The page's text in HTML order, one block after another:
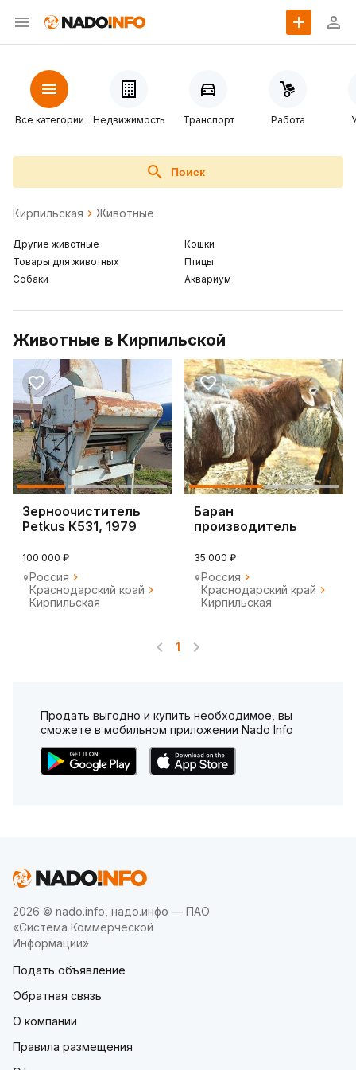
Все категории Недвижимость Транспорт Работа
Поиск
Кирпильская Животные
Другие животные
Товары для животных
Собаки
Кошки
Птицы
Аквариум
Животные в Кирпильской
Зерноочиститель
Petkus К531, 1979
100 000 ₽
Россия
Краснодарский край
Кирпильская
Баран
производитель
35 000 ₽
Россия
Краснодарский край
Кирпильская
1
Продать выгодно и купить необходимое, вы
сможете в мобильном приложении Nado Info
2026 © nado.info, надо.инфо — ПАО
«Система Коммерческой
Информации»
Подать объявление
Обратная связь
О компании
Правила размещения